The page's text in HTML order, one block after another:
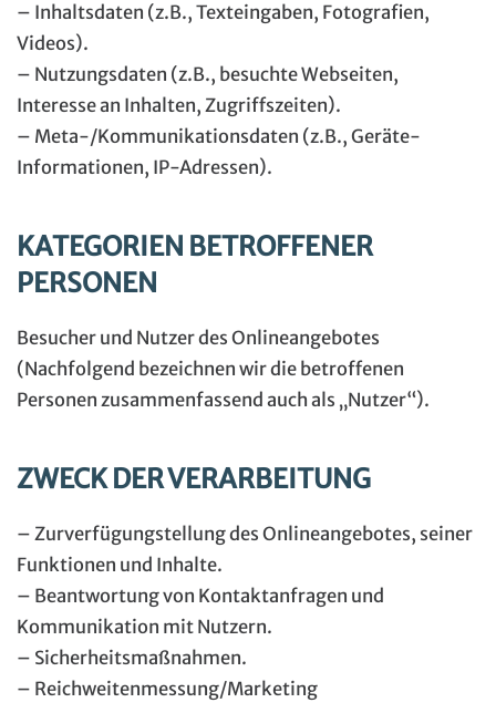
– Inhaltsdaten (z.B., Texteingaben, Fotografien,
Videos).
– Nutzungsdaten (z.B., besuchte Webseiten,
Interesse an Inhalten, Zugriffszeiten).
– Meta-/Kommunikationsdaten (z.B., Geräte-
Informationen, IP-Adressen).
KATEGORIEN BETROFFENER
PERSONEN
Besucher und Nutzer des Onlineangebotes
(Nachfolgend bezeichnen wir die betroffenen
Personen zusammenfassend auch als „Nutzer“).
ZWECK DER VERARBEITUNG
– Zurverfügungstellung des Onlineangebotes, seiner
Funktionen und Inhalte.
– Beantwortung von Kontaktanfragen und
Kommunikation mit Nutzern.
– Sicherheitsmaßnahmen.
– Reichweitenmessung/Marketing